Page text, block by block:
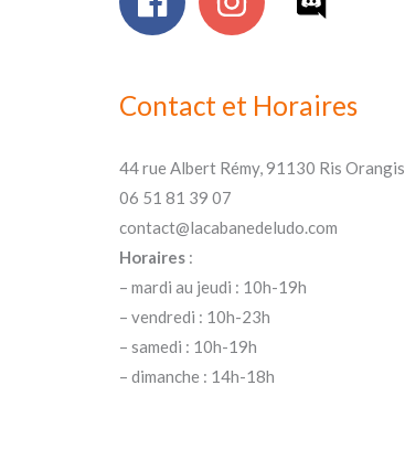
Contact et Horaires
44 rue Albert Rémy, 91130 Ris Orangis
06 51 81 39 07
contact@lacabanedeludo.com
Horaires:
– mardi au jeudi : 10h-19h
– vendredi : 10h-23h
– samedi : 10h-19h
– dimanche : 14h-18h